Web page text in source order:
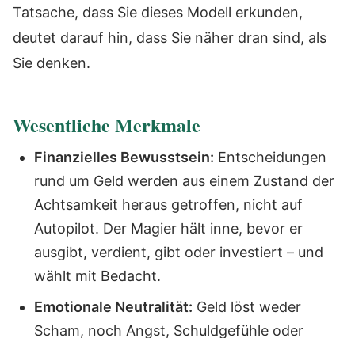
Tatsache, dass Sie dieses Modell erkunden,
deutet darauf hin, dass Sie näher dran sind, als
Sie denken.
Wesentliche Merkmale
Finanzielles Bewusstsein: Entscheidungen
rund um Geld werden aus einem Zustand der
Achtsamkeit heraus getroffen, nicht auf
Autopilot. Der Magier hält inne, bevor er
ausgibt, verdient, gibt oder investiert – und
wählt mit Bedacht.
Emotionale Neutralität: Geld löst weder
Scham, noch Angst, Schuldgefühle oder